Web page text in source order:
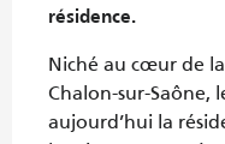
résidence.
Niché au cœur de
Chalon-sur-Saône,
aujourd’hui la